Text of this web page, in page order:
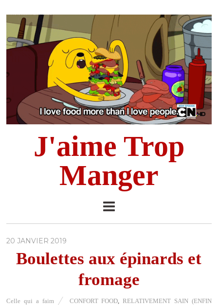
J'aime Trop
Manger
20 JANVIER 2019
Boulettes aux épinards et
fromage
Celle qui a faim CONFORT FOOD ,RELATIVEMENT SAIN (ENFIN